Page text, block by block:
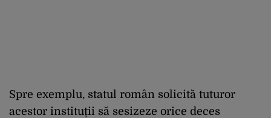
Spre exemplu, statul român solicită tuturor
acestor instituții să sesizeze orice deces